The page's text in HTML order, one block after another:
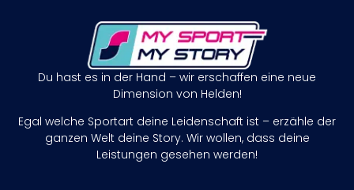
Du hast es in der Hand – wir erschaffen eine neue
Dimension von Helden!
Egal welche Sportart deine Leidenschaft ist – erzähle der
ganzen Welt deine Story. Wir wollen, dass deine
Leistungen gesehen werden!